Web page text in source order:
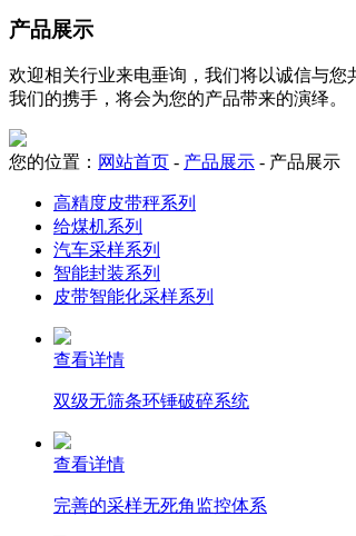
产品展示
欢迎相关行业来电垂询，我们将以诚信与
我们的携手，将会为您的产品带来的演绎。
您的位置： 网站首页 - 产品展示 - 产品展示
高精度皮带秤系列
给煤机系列
汽车采样系列
智能封装系列
皮带智能化采样系列
查看详情
双级无筛条环锤破碎系统
查看详情
完善的采样无死角监控体系